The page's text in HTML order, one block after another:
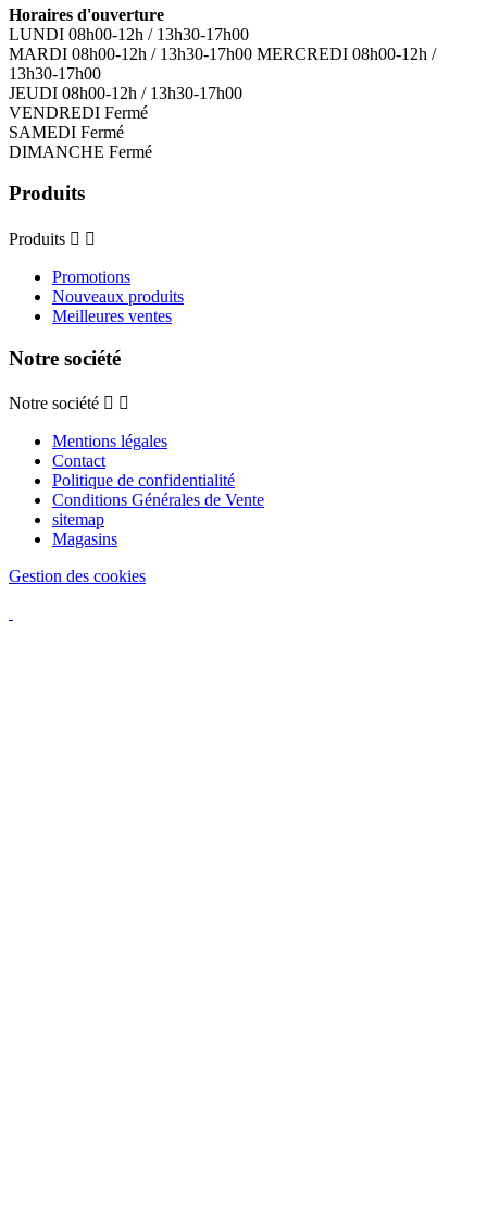
Horaires d'ouverture
LUNDI 08h00-12h / 13h30-17h00
MARDI 08h00-12h / 13h30-17h00 MERCREDI 08h00-12h /
13h30-17h00
JEUDI 08h00-12h / 13h30-17h00
VENDREDI Fermé
SAMEDI Fermé
DIMANCHE Fermé
Produits
Produits  
Promotions
Nouveaux produits
Meilleures ventes
Notre société
Notre société  
Mentions légales
Contact
Politique de confidentialité
Conditions Générales de Vente
sitemap
Magasins
Gestion des cookies